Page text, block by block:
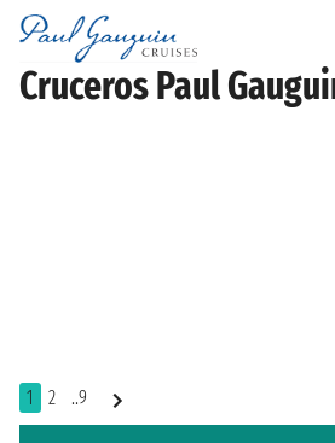
Cruceros Paul
1 2 ..9